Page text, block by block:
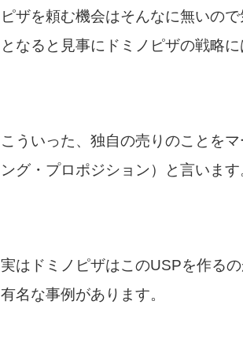
ピザを頼む機会はそんなに無いの
となると見事にドミノピザの戦略に
こういった、独自の売りのことを
ング・プロポジション）と言います
実はドミノピザはこのUSPを作る
有名な事例があります。